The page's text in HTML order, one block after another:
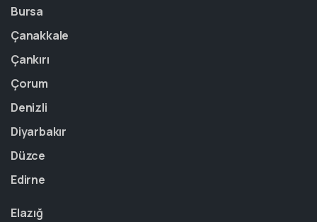
Bursa
Çanakkale
Çankırı
Çorum
Denizli
Diyarbakır
Düzce
Edirne
Elazığ